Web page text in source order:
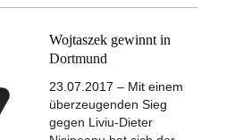
Wojtaszek gewinnt in
Dortmund
23.07.2017 – Mit einem
überzeugenden Sieg
gegen Liviu-Dieter